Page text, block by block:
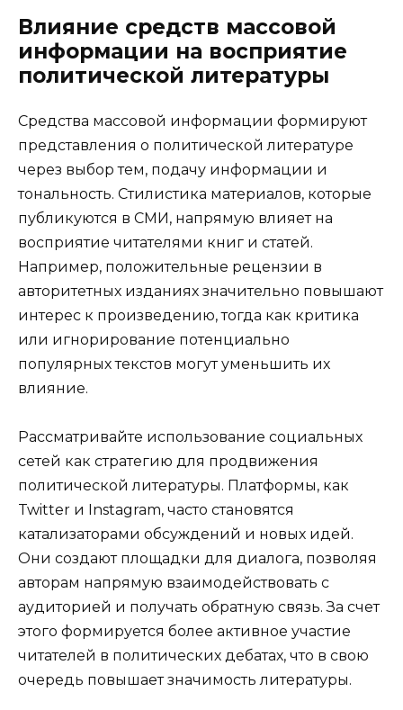
Влияние средств массовой
информации на восприятие
политической литературы
Средства массовой информации формируют
представления о политической литературе
через выбор тем, подачу информации и
тональность. Стилистика материалов, которые
публикуются в СМИ, напрямую влияет на
восприятие читателями книг и статей.
Например, положительные рецензии в
авторитетных изданиях значительно повышают
интерес к произведению, тогда как критика
или игнорирование потенциально
популярных текстов могут уменьшить их
влияние.
Рассматривайте использование социальных
сетей как стратегию для продвижения
политической литературы. Платформы, как
Twitter и Instagram, часто становятся
катализаторами обсуждений и новых идей.
Они создают площадки для диалога, позволяя
авторам напрямую взаимодействовать с
аудиторией и получать обратную связь. За счет
этого формируется более активное участие
читателей в политических дебатах, что в свою
очередь повышает значимость литературы.